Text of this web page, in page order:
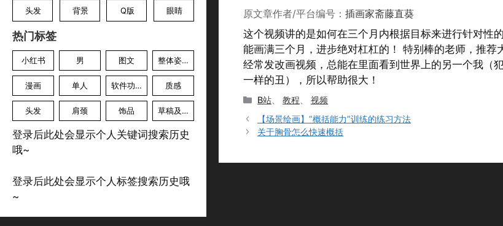
原文章作者/平台编号： 插画家斋藤直葵
这个视频讲的是如何在三个月内根据目标来进行针对性
能画满三个月，进步绝对杠杠的！ 特别棒的老师，推荐
经常发改画视频，总能在里面看到世界上的另一个我（
一样的丑），所以帮助很大！
分
B站 、教程 、视频
【场景绘画】“概括能力”训练的练习方法
关于胸骨怎么快速概括
头发 背景 Q版 眼睛
热门标签
小红书 男 图文 整体姿势
漫画 单人 软件功能 质感
头发 肩颈 饰品 草稿及色草
登录后此处会显示个人关键词搜索历史
哦~
登录后此处会显示个人标签搜索历史哦
~